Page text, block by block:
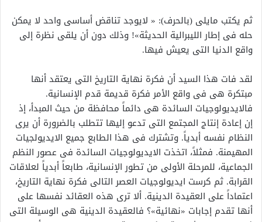
ثم يكتب مايلى (بالحرف): « لايوجد تناقض أساسى واحد لا يمكن
حله فى إطار الليبرالية الحديثة»! وذلك دون أن يلقى نظرة إلى
واقع الدنيا التى يعيش فيها.
لقد فات هذا السيد أن فكرة نهاية التاريخ التى يعتقد أنها
مبتكرة هى فى واقع الأمر فكرة قديمة قدم الإنسانية.
فالايديولوجيات السائدة هى دائماً محافظة من حيث المبدأ، إذ
إن إعادة إنتاج المجتمع التى تدعو إليها تتطلب بالضرورة أن يرى
النظام نفسه أبدياً. وتشترك فى هذا الطابع جميع الايديولجيات
المهيمنة. فمثلاً، اتخذت الايديولوجيات السائدة فى عصور النظم
الجماعية، للمرحلة الأولى من تطور الإنسانية، طابعاً أبدياً لعلاقات
القرابة. ثم كرست ايديولوجيات العصر التالى فكرة نهاية التاريخ،
اعتماداً على العقيدة الدينية. ألا ترى هذه العقائد نفسها على
أنها تقدم إجابات «نهائية»؟ فالعقيدة الدينية هى الوسيلة التى